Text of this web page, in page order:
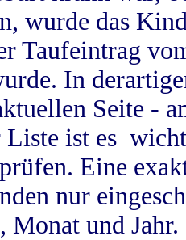
wurde das
Taufeintrag
In
Seite -
Liste ist es
Eine
nur
Monat und Jahr.